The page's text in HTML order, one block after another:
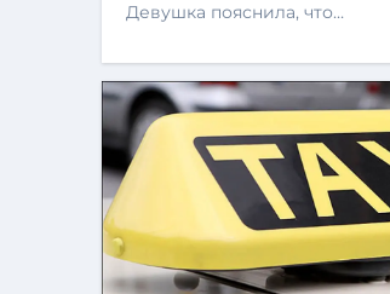
Девушка пояснила, что…